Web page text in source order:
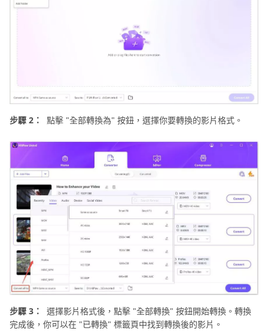
步驟 2： 點擊 "全部轉換為" 按鈕，選擇你要轉換的影片格式。
步驟 3：
選擇影片格式後，點擊 "全部轉換" 按鈕開始轉換。轉換
完成後，你可以在 "已轉換" 標籤頁中找到轉換後的影片。